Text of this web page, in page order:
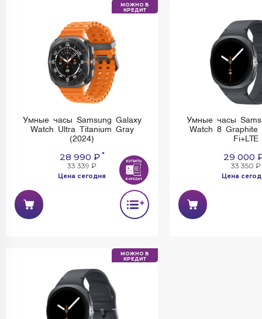
МОЖНО В
КРЕДИТ
Умные часы Samsung Galaxy
Watch Ultra Titanium Gray
(2024)
28 990 ₽*
33 339 ₽
Цена сегодня
Умные часы
Watch 8 Graphite
Fi+LTE
29 000
33 350 ₽
Цена
МОЖНО В
КРЕДИТ